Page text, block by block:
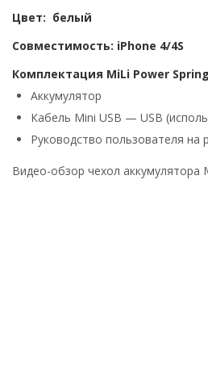
Цвет: белый
Совместимость: iPhone 4/4S
Комплектация MiLi Power
Аккумулятор
Кабель Mini USB — USB
Руководство пользователя на
Видео-обзор чехол аккумулятора